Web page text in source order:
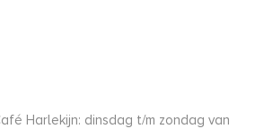
Harlekijn: dinsdag t/m zondag van